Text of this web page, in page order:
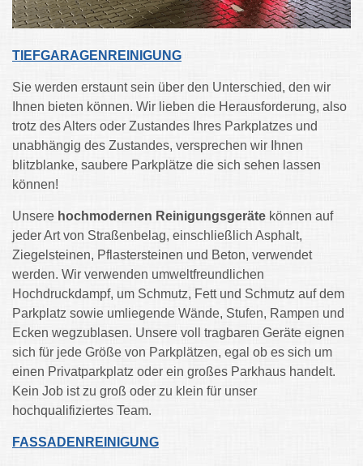
TIEFGARAGENREINIGUNG
Sie werden erstaunt sein über den Unterschied, den wir
Ihnen bieten können. Wir lieben die Herausforderung, also
trotz des Alters oder Zustandes Ihres Parkplatzes und
unabhängig des Zustandes, versprechen wir Ihnen
blitzblanke, saubere Parkplätze die sich sehen lassen
können!
Unsere hochmodernen Reinigungsgeräte können auf
jeder Art von Straßenbelag, einschließlich Asphalt,
Ziegelsteinen, Pflastersteinen und Beton, verwendet
werden. Wir verwenden umweltfreundlichen
Hochdruckdampf, um Schmutz, Fett und Schmutz auf dem
Parkplatz sowie umliegende Wände, Stufen, Rampen und
Ecken wegzublasen. Unsere voll tragbaren Geräte eignen
sich für jede Größe von Parkplätzen, egal ob es sich um
einen Privatparkplatz oder ein großes Parkhaus handelt.
Kein Job ist zu groß oder zu klein für unser
hochqualifiziertes Team.
FASSADENREINIGUNG